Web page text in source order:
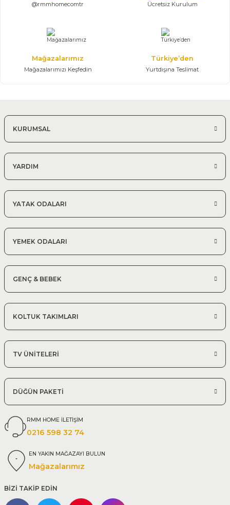
@rmmhomecomtr Ücretsiz Kurulum
Mağazalarımız
Mağazalarımızı Keşfedin
Türkiye’den
Yurtdışına Teslimat
KURUMSAL
YARDIM
YATAK ODALARI
YEMEK ODALARI
GENÇ & BEBEK
KOLTUK TAKIMLARI
TV ÜNİTELERİ
DÜĞÜN PAKETİ
RMM HOME İLETİŞİM
0216 598 32 74
EN YAKIN MAĞAZAYI BULUN
Mağazalarımız
BİZİ TAKİP EDİN